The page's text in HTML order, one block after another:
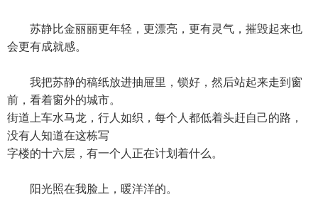
苏静比金丽丽更年轻，更漂亮，更有灵气，摧毁起来也
会更有成就感。
我把苏静的稿纸放进抽屉里，锁好，然后站起来走到窗
前，看着窗外的城市。
街道上车水马龙，行人如织，每个人都低着头赶自己的路，
没有人知道在这栋写
字楼的十六层，有一个人正在计划着什么。
阳光照在我脸上，暖洋洋的。